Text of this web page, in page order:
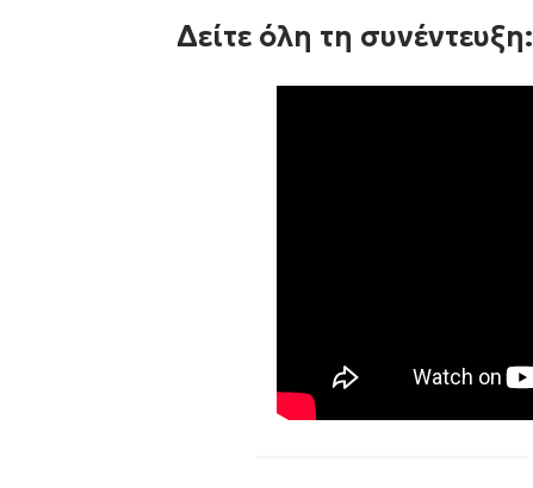
Δείτε όλη τη συνέντευξη: